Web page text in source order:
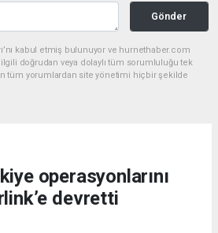
Gönder
kabul etmiş bulunuyor ve hurnethaber.com
ilgili doğrudan veya dolaylı tüm sorumluluğu tek
tüm yorumlardan site yönetimi hiçbir şekilde
operasyonlarını
devretti